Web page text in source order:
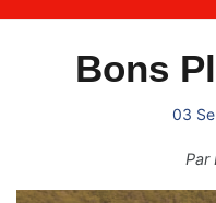
Bons
03
Par